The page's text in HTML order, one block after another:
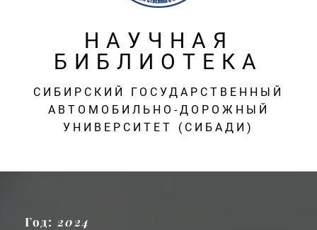
НАУЧНАЯ
БИБЛИОТЕКА
СИБИРСКИЙ ГОСУДАРСТВЕННЫЙ
АВТОМОБИЛЬНО-ДОРОЖНЫЙ
УНИВЕРСИТЕТ (СИБАДИ)
Год: 2024